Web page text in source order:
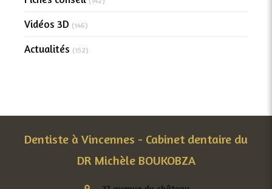
Vidéos 3D (146)
Actualités (152)
Dentiste à Vincennes - Cabinet dentaire du
DR Michèle BOUKOBZA